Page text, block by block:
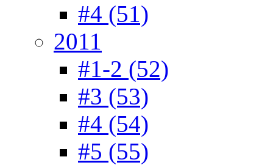
#4 (51)
2011
#1-2 (52)
#3 (53)
#4 (54)
#5 (55)